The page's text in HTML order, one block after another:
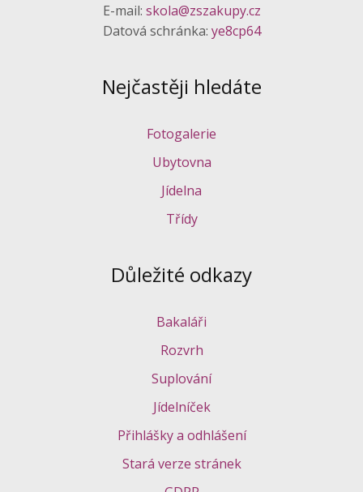
E-mail: skola@zszakupy.cz
Datová schránka: ye8cp64
Nejčastěji hledáte
Fotogalerie
Ubytovna
Jídelna
Třídy
Důležité odkazy
Bakaláři
Rozvrh
Suplování
Jídelníček
Přihlášky a odhlášení
Stará verze stránek